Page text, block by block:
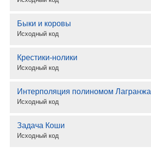
Быки и коровы
Исходный код
Крестики-нолики
Исходный код
Интерполяция полиномом Лагранжа
Исходный код
Задача Коши
Исходный код